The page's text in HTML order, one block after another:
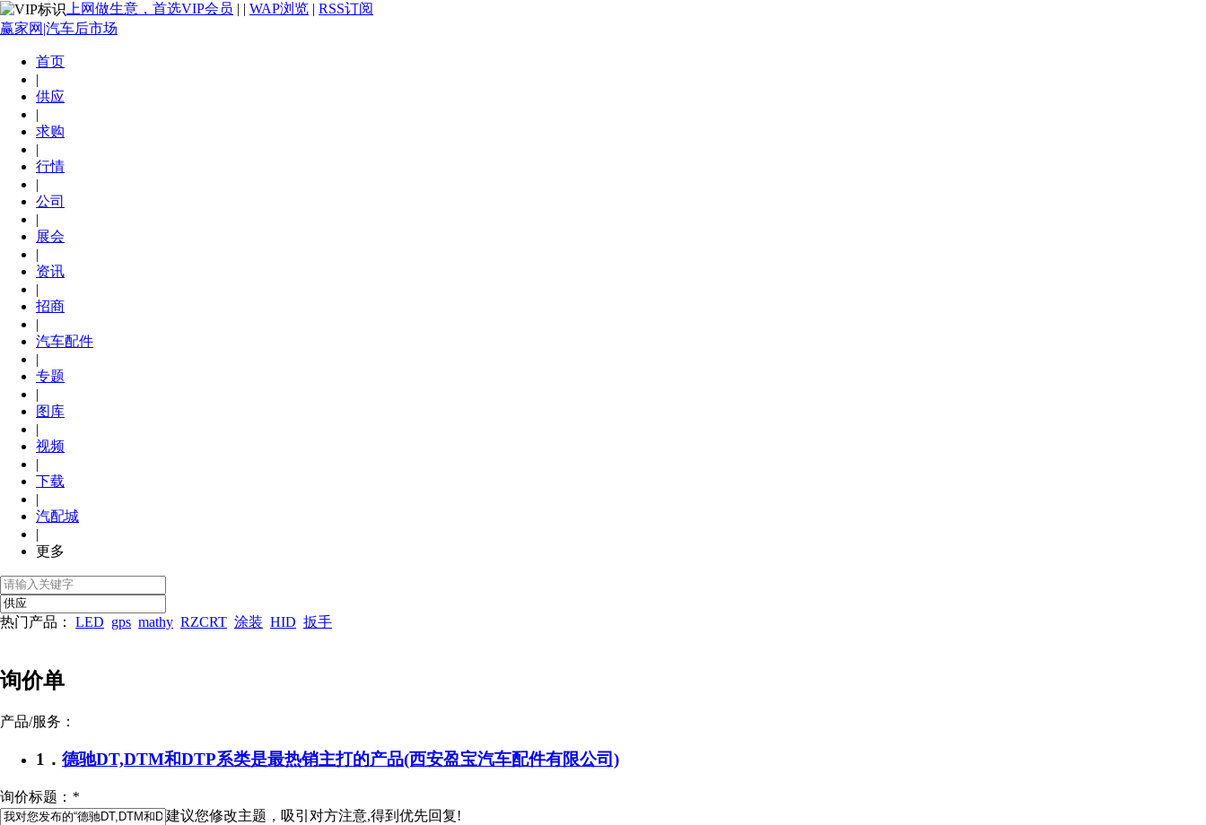
上网做生意，首选VIP会员 | | WAP浏览 | RSS订阅
赢家网|汽车后市场
首页
|
供应
|
求购
|
行情
|
公司
|
展会
|
资讯
|
招商
|
汽车配件
|
专题
|
图库
|
视频
|
下载
|
汽配城
|
更多
热门产品： LED gps mathy RZCRT 涂装 HID 扳手
询价单
产品/服务：
1． 德驰DT,DTM和DTP系类是最热销主打的产品(西安盈宝汽车配件有限公司)
询价标题： *
建议您修改主题，吸引对方注意,得到优先回复!